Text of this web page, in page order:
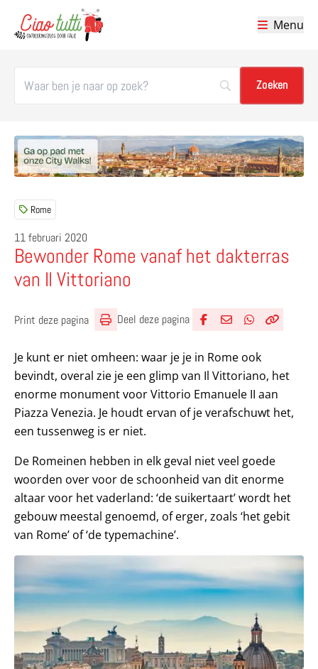
Menu
Rome
11 februari 2020
Bewonder Rome vanaf het dakterras
van Il Vittoriano
Print deze pagina Deel deze pagina
Je kunt er niet omheen: waar je je in Rome ook
bevindt, overal zie je een glimp van Il Vittoriano, het
enorme monument voor Vittorio Emanuele II aan
Piazza Venezia. Je houdt ervan of je verafschuwt het,
een tussenweg is er niet.
De Romeinen hebben in elk geval niet veel goede
woorden over voor de schoonheid van dit enorme
altaar voor het vaderland: ‘de suikertaart’ wordt het
gebouw meestal genoemd, of erger, zoals ‘het gebit
van Rome’ of ‘de typemachine’.